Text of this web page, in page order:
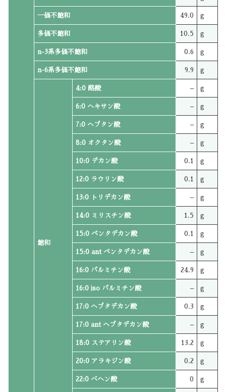
一価不飽和 49.0 g
多価不飽和 10.5 g
n-3系多価不飽和 0.6 g
n-6系多価不飽和 9.9 g
飽和
4:0 酪酸 – g
6:0 ヘキサン酸 – g
7:0 ヘプタン酸 – g
8:0 オクタン酸 – g
10:0 デカン酸 0.1 g
12:0 ラウリン酸 0.1 g
13:0 トリデカン酸 – g
14:0 ミリスチン酸 1.5 g
15:0 ペンタデカン酸 0.1 g
15:0 ant ペンタデカン酸 – g
16:0 パルミチン酸 24.9 g
16:0 iso パルミチン酸 – g
17:0 ヘプタデカン酸 0.3 g
17:0 ant ヘプタデカン酸 – g
18:0 ステアリン酸 13.2 g
20:0 アラキジン酸 0.2 g
22:0 ベヘン酸 0 g